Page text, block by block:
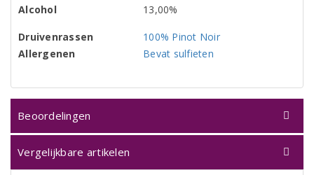
Alcohol
13,00%
Druivenrassen
100% Pinot Noir
Allergenen
Bevat sulfieten
Beoordelingen
Vergelijkbare artikelen